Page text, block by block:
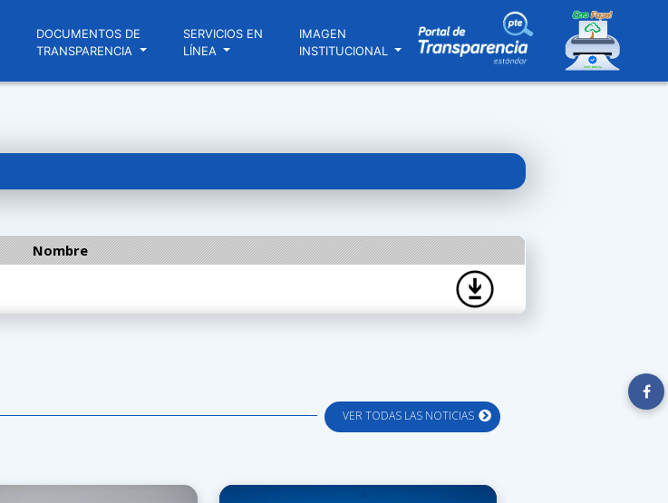
DOCUMENTOS DE
TRANSPARENCIA
SERVICIOS EN
LÍNEA
IMAGEN
INSTITUCIONAL
Nombre
VER TODAS LAS NOTICIAS